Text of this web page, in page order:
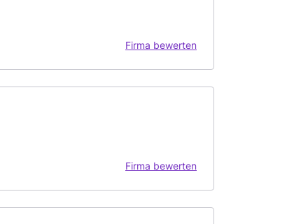
Firma bewerten
Firma bewerten